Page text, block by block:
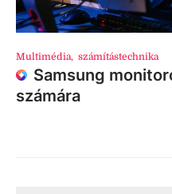
Multimédia, számítástechnika
Samsung
számára